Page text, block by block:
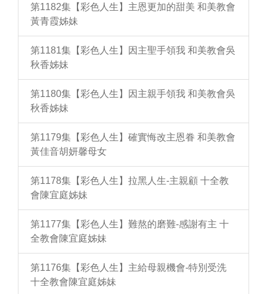
第1182集【彩色人生】主恩更加的甜美 和美教會
黃青霞姊妹
第1181集【彩色人生】因主聖手領我 和美教會吳
秋香姊妹
第1180集【彩色人生】因主親手領我 和美教會吳
秋香姊妹
第1179集【彩色人生】確實悔改主恩眷 和美教會
黃佳音胡妍馨母女
第1178集【彩色人生】拉黑人生-主親顧 十全教
會陳宜庭姊妹
第1177集【彩色人生】難熬的磨難-感謝有主 十
全教會陳宜庭姊妹
第1176集【彩色人生】主給母親機會-特別受洗
十全教會陳宜庭姊妹